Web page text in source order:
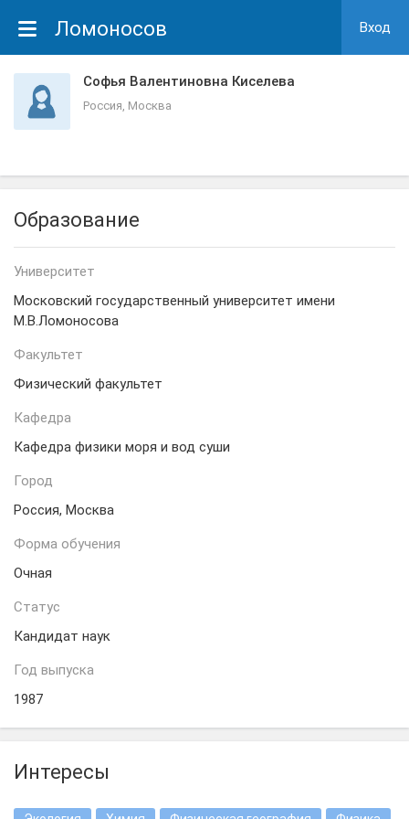
Ломоносов Вход
Софья Валентиновна Киселева
Россия, Москва
Образование
Университет
Московский государственный университет имени
М.В.Ломоносова
Факультет
Физический факультет
Кафедра
Кафедра физики моря и вод суши
Город
Россия, Москва
Форма обучения
Очная
Статус
Кандидат наук
Год выпуска
1987
Интересы